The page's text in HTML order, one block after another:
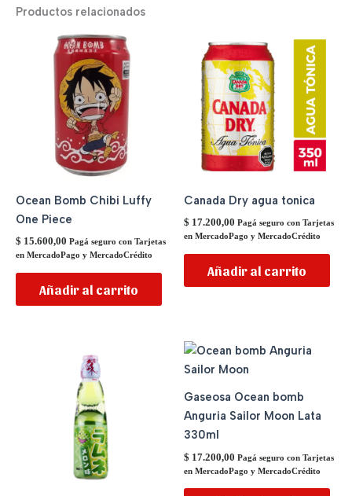
Productos relacionados
Ocean Bomb Chibi Luffy
One Piece
$ 15.600,00 Pagá seguro con Tarjetas
en MercadoPago y MercadoCrédito
Añadir al carrito
Canada Dry agua tonica
$ 17.200,00 Pagá seguro con Tarjetas
en MercadoPago y MercadoCrédito
Añadir al carrito
Gaseosa Ocean bomb
Anguria Sailor Moon Lata
330ml
$ 17.200,00 Pagá seguro con Tarjetas
en MercadoPago y MercadoCrédito